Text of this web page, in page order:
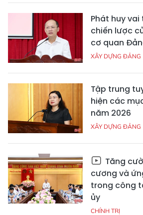
Phát huy
chiến lược
cơ quan
XÂY DỰNG ĐẢNG
Tập trung
hiện các
năm 2026
XÂY DỰNG ĐẢNG
Tăng
cương và
trong công
ủy
CHÍNH TRỊ